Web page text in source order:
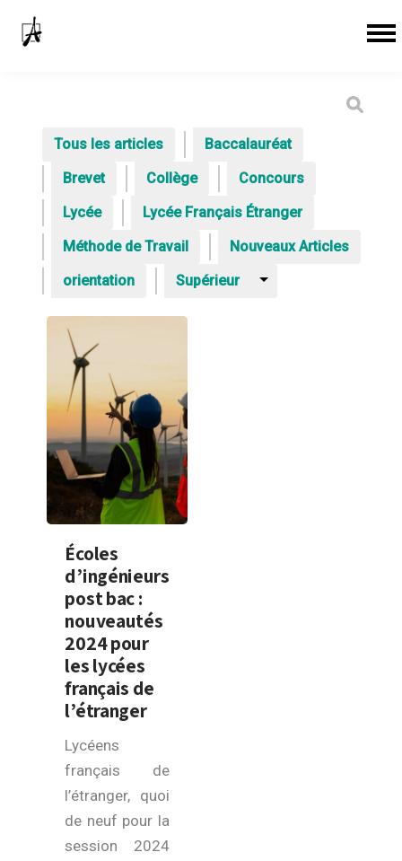
Tous les articles
Baccalauréat
Brevet
Collège
Concours
Lycée
Lycée Français Étranger
Méthode de Travail
Nouveaux Articles
orientation
Supérieur
Écoles
d’ingénieurs
post bac :
nouveautés
2024 pour
les lycées
français de
l’étranger
Lycéens
français de
l’étranger, quoi
de neuf pour la
session 2024